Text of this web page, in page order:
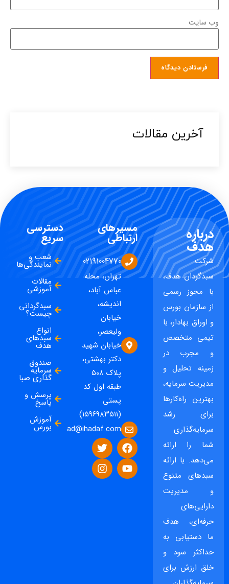
وب‌ سایت
آخرین مقالات​
درباره
هدف
شرکت
سبدگردان هدف،
با مجوز رسمی
از سازمان بورس
و اوراق بهادار، با
تیمی متخصص
و مجرب در
زمینه تحلیل و
مدیریت سرمایه،
بهترین راه‌کارها
برای رشد
سرمایه‌گذاری
شما را ارائه
می‌دهد. با ارائه
سبدهای متنوع
و مدیریت
دارایی‌های
حرفه‌ای، هدف
ما دستیابی به
حداکثر سود و
خلق ارزش برای
مسیرهای
ارتباطی
02191004770
تهران، محله
عباس آباد،
اندیشه،
خیابان
ولیعصر،
خیابان شهید
دکتر بهشتی،
پلاک ۵۰۸
طبقه اول کد
پستی
(۱۵۹۶۹۸۳۵۱۱)
ad@ihadaf.com
دسترسی
سریع
شعب و
نمایندگی‌ها
مقالات
آموزشی
سبدگردانی
چیست؟
انواع
سبدهای
هدف
صندوق
سرمایه
گذاری صبا
پرسش و
پاسخ
آموزش
بورس